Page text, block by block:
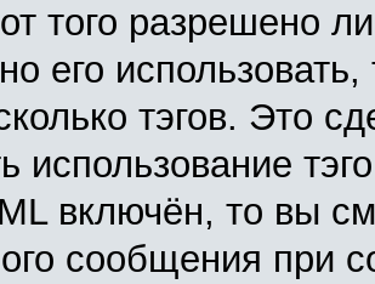
того разрешено
его использовать,
тэгов. Это
использование
включён, то вы
сообщения при